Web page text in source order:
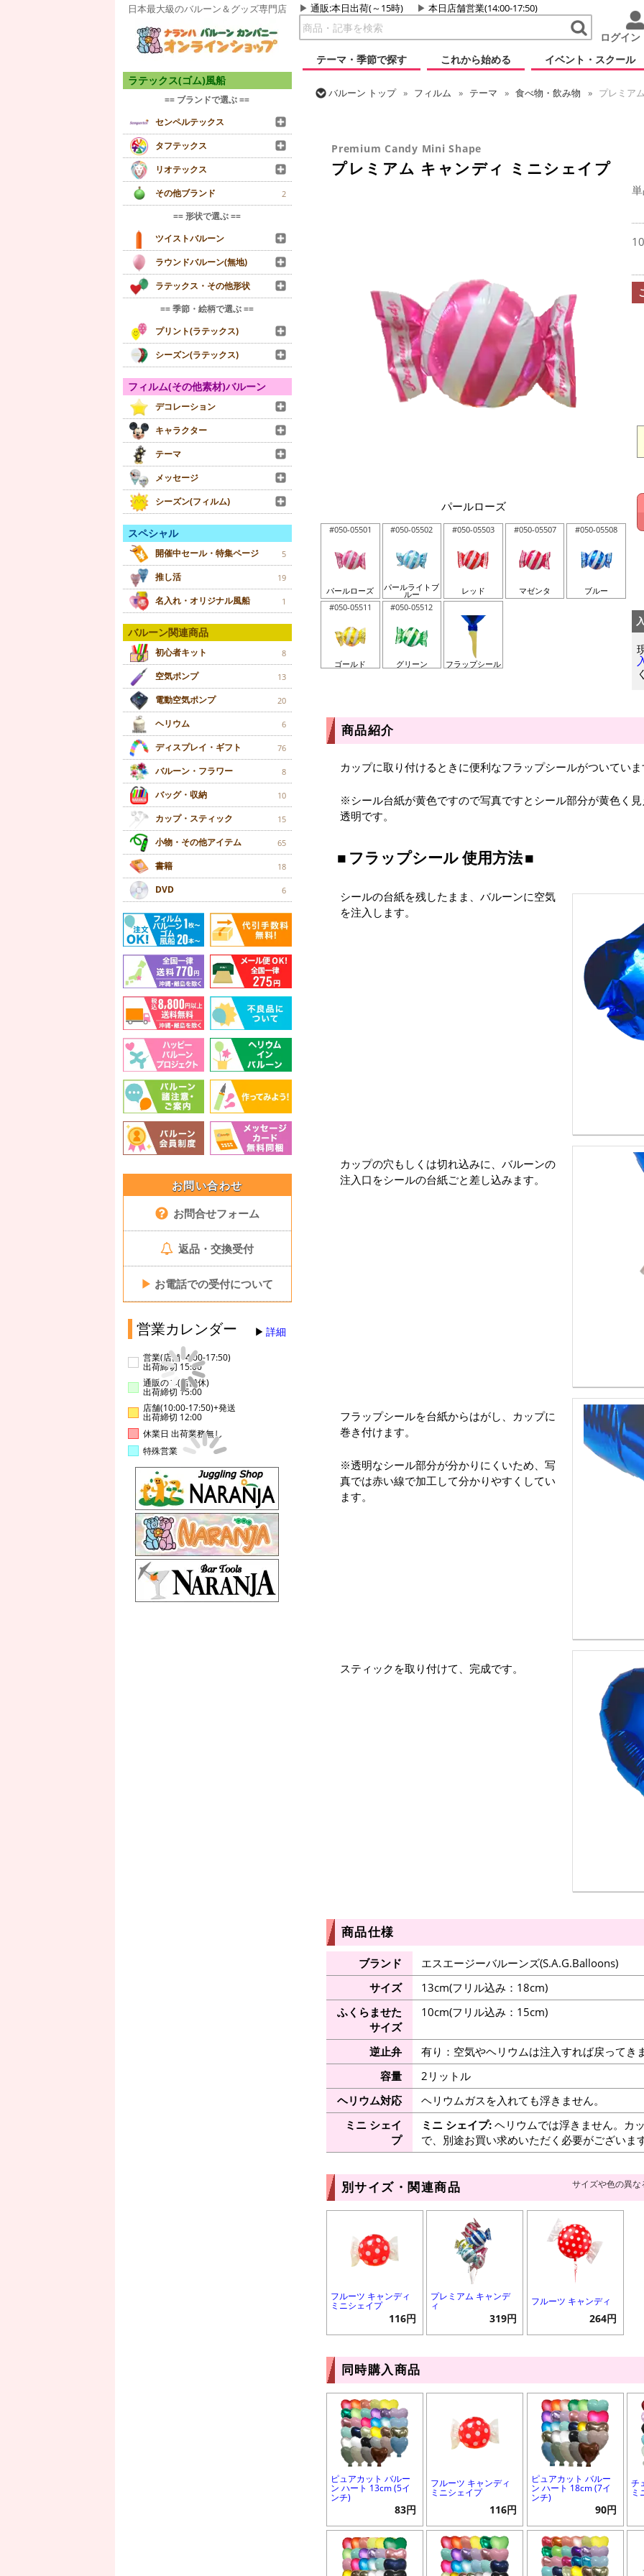
日本最大級のバルーン＆グッズ専門店 通販:本日出荷(～15時) 本日店舗営業(14:00-17:50)
ログイン
テーマ・季節で探す
これから始める イベント・スクール
ラテックス(ゴム)風船
== ブランドで選ぶ ==
センペルテックス
タフテックス
リオテックス
その他ブランド
2
== 形状で選ぶ ==
ツイストバルーン
ラウンドバルーン(無地)
ラテックス・その他形状
== 季節・絵柄で選ぶ ==
プリント(ラテックス)
シーズン(ラテックス)
フィルム(その他素材)バルーン
デコレーション
キャラクター
テーマ
メッセージ
シーズン(フィルム)
スペシャル
開催中セール・特集ページ 5
推し活 19
名入れ・オリジナル風船 1
バルーン関連商品
初心者キット 8
空気ポンプ 13
電動空気ポンプ 20
ヘリウム 6
ディスプレイ・ギフト 76
バルーン・フラワー 8
バッグ・収納 10
カップ・スティック 15
小物・その他アイテム 65
書籍 18
DVD 6
お問い合わせ
お問合せフォーム
返品・交換受付
▶ お電話での受付について
営業カレンダー 詳細
営業(店舗14:00-17:50)
出荷締切 15:00
通販のみ(店舗休)
出荷締切 15:00
店舗(10:00-17:50)+発送
出荷締切 12:00
休業日 出荷業務無し
特殊営業
バルーン トップ フィルム テーマ 食べ物・飲み物
プレミア
Premium Candy Mini Shape
プレミアム キャンディ ミニシェイプ
パールローズ
#050-05501
パールローズ
#050-05502
パールライトブ
ルー
#050-05503
レッド
#050-05507
マゼンタ
#050-05508
ブルー
#050-05511
ゴールド
#050-05512
グリーン フラップシール
商品紹介
カップに取り付けるときに便利なフラップシールがついてい
※シール台紙が黄色ですので写真ですとシール部分が黄色く
透明です。
フラップシール 使用方法
シールの台紙を残したまま、バルーンに空気
を注入します。
カップの穴もしくは切れ込みに、バルーンの
注入口をシールの台紙ごと差し込みます。
フラップシールを台紙からはがし、カップに
巻き付けます。
※透明なシール部分が分かりにくいため、写
真では赤い線で加工して分かりやすくしてい
ます。
スティックを取り付けて、完成です。
商品仕様
ブランド
エスエージーバルーンズ(S.A.G.Balloons)
サイズ
13cm(フリル込み：18cm)
ふくらませた
サイズ
10cm(フリル込み：15cm)
逆止弁
有り：空気やヘリウムは注入すれば戻ってき
容量
2リットル
ヘリウム対応
ヘリウムガスを入れても浮きません。
ミニ シェイ
プ
ミニ シェイプ:ヘリウムでは浮きません。カ
で、別途お買い求めいただく必要がございま
別サイズ・関連商品 サイズや色の異
フルーツ キャンディ
ミニシェイプ
116円
プレミアム キャンデ
ィ
319円
フルーツ キャンディ
264円
同時購入商品
ピュアカット バルー
ン ハート 13cm (5イ
ンチ)
83円
フルーツ キャンディ
ミニシェイプ
116円
ピュアカット バルー
ン ハート 18cm (7イ
ンチ)
90円
チ
ミ